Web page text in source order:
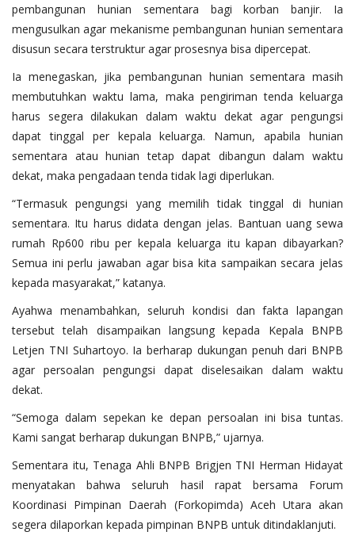
pembangunan hunian sementara bagi korban banjir. Ia
mengusulkan agar mekanisme pembangunan hunian sementara
disusun secara terstruktur agar prosesnya bisa dipercepat.
Ia menegaskan, jika pembangunan hunian sementara masih
membutuhkan waktu lama, maka pengiriman tenda keluarga
harus segera dilakukan dalam waktu dekat agar pengungsi
dapat tinggal per kepala keluarga. Namun, apabila hunian
sementara atau hunian tetap dapat dibangun dalam waktu
dekat, maka pengadaan tenda tidak lagi diperlukan.
“Termasuk pengungsi yang memilih tidak tinggal di hunian
sementara. Itu harus didata dengan jelas. Bantuan uang sewa
rumah Rp600 ribu per kepala keluarga itu kapan dibayarkan?
Semua ini perlu jawaban agar bisa kita sampaikan secara jelas
kepada masyarakat,” katanya.
Ayahwa menambahkan, seluruh kondisi dan fakta lapangan
tersebut telah disampaikan langsung kepada Kepala BNPB
Letjen TNI Suhartoyo. Ia berharap dukungan penuh dari BNPB
agar persoalan pengungsi dapat diselesaikan dalam waktu
dekat.
“Semoga dalam sepekan ke depan persoalan ini bisa tuntas.
Kami sangat berharap dukungan BNPB,” ujarnya.
Sementara itu, Tenaga Ahli BNPB Brigjen TNI Herman Hidayat
menyatakan bahwa seluruh hasil rapat bersama Forum
Koordinasi Pimpinan Daerah (Forkopimda) Aceh Utara akan
segera dilaporkan kepada pimpinan BNPB untuk ditindaklanjuti.